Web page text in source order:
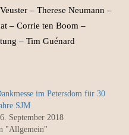
– Therese Neumann –
– Corrie ten Boom –
– Tim Guénard
im Petersdom für 30
SJM
September 2018
"Allgemein"